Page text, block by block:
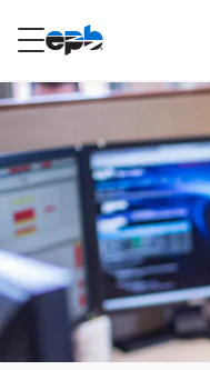
RESIDENCIAL
Internet
Energía
Televisión
principal